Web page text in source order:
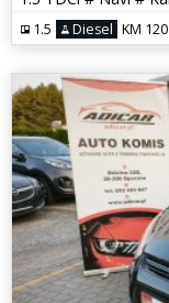
1.5 Diesel KM 120